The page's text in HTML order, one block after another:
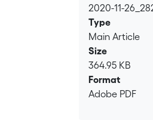
Loading...
2020-11-
Type
Main Article
Size
364.95 KB
Format
Adobe PDF